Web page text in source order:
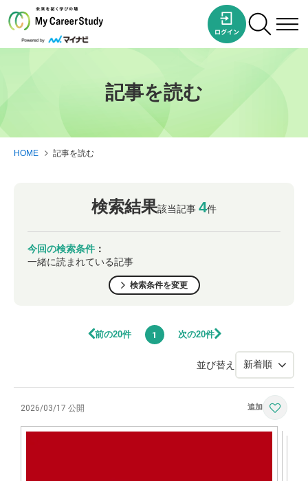
記事を読む
HOME 記事を読む
検索結果該当記事 4件
今回の検索条件 ：
一緒に読まれている記事
検索条件を変更
前の20件 1 次の20件
並び替え
2026/03/17 公開